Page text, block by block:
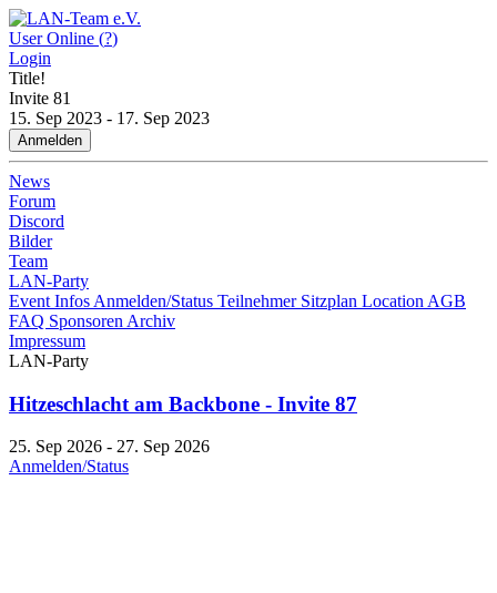
User Online (?)
Login
Title!
Invite 81
15. Sep 2023 - 17. Sep 2023
Anmelden
News
Forum
Discord
Bilder
Team
LAN-Party
Event Infos Anmelden/Status Teilnehmer Sitzplan Location AGB
FAQ Sponsoren Archiv
Impressum
LAN-Party
Hitzeschlacht am Backbone - Invite 87
25. Sep 2026 - 27. Sep 2026
Anmelden/Status